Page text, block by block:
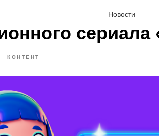
Новости
раскрывает
сериала
КОНТЕНТ